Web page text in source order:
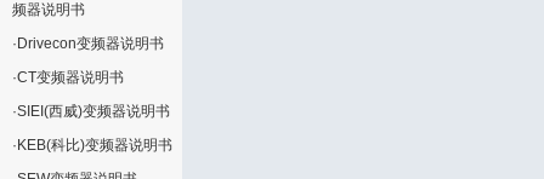
频器说明书
· Drivecon变频器说明书
·CT变频器说明书
·SIEI(西威)变频器说明书
· KEB(科比)变频器说明书